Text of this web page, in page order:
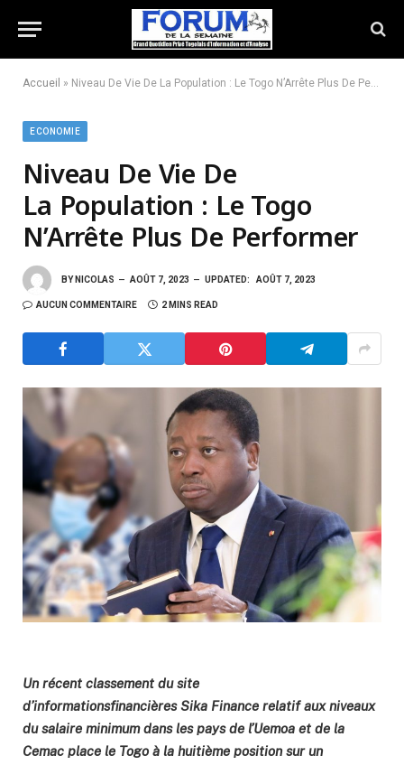
Accueil » Niveau De Vie De La Population : Le Togo N’Arrête Plus De Performer
ECONOMIE
Niveau De Vie De
La Population : Le Togo
N’Arrête Plus De Performer
BY NICOLAS AOÛT 7, 2023 UPDATED: AOÛT 7, 2023
AUCUN COMMENTAIRE 2 MINS READ
Un récent classement du site
d’informationsfinancières Sika Finance relatif aux niveaux
du salaire minimum dans les pays de l’Uemoa et de la
Cemac place le Togo à la huitième position sur un